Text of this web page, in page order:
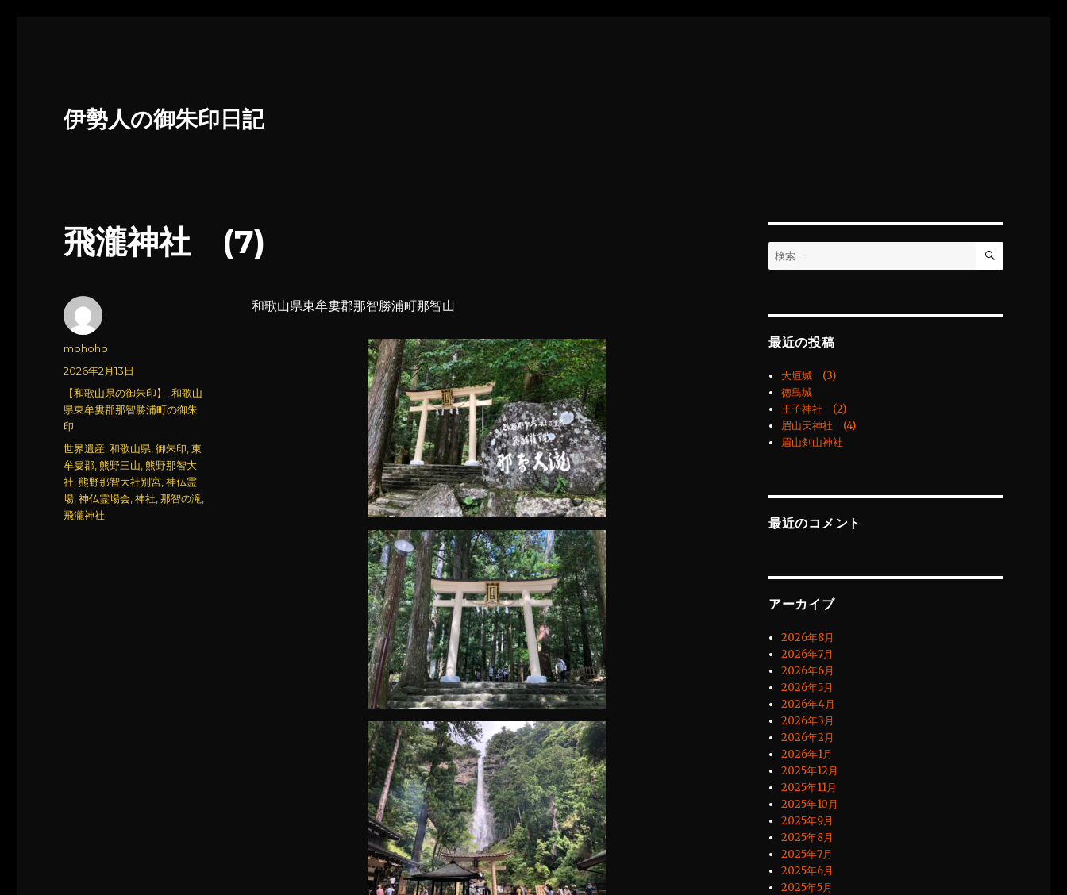
伊勢人の御朱印日記
飛瀧神社 (7)
和歌山県東牟婁郡那智勝浦町那智山
投
mohoho
投
稿
日:
2026年2月13日
カ
テ
ゴ
リ
ー
【和歌山県の御朱印】 ,和歌山
県東牟婁郡那智勝浦町の御朱
印
タ
グ
世界遺産 ,和歌山県 ,御朱印 ,東
牟婁郡 ,熊野三山 ,熊野那智大
社 ,熊野那智大社別宮 ,神仏霊
場 ,神仏霊場会 ,神社 ,那智の滝
飛瀧神社
検
索:
検
最近の投稿
大垣城 (3)
徳島城
王子神社 (2)
眉山天神社 (4)
眉山剣山神社
最近のコメント
アーカイブ
2026年8月
2026年7月
2026年6月
2026年5月
2026年4月
2026年3月
2026年2月
2026年1月
2025年12月
2025年11月
2025年10月
2025年9月
2025年8月
2025年7月
2025年6月
2025年5月